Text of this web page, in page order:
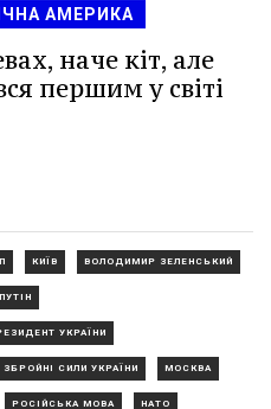
АМЕРИКА
наче кіт, але
першим у світі
КИЇВ ВОЛОДИМИР ЗЕЛЕНСЬКИЙ
УКРАЇНИ
ЗБРОЙНІ СИЛИ УКРАЇНИ МОСКВА
РОСІЙСЬКА МОВА НАТО